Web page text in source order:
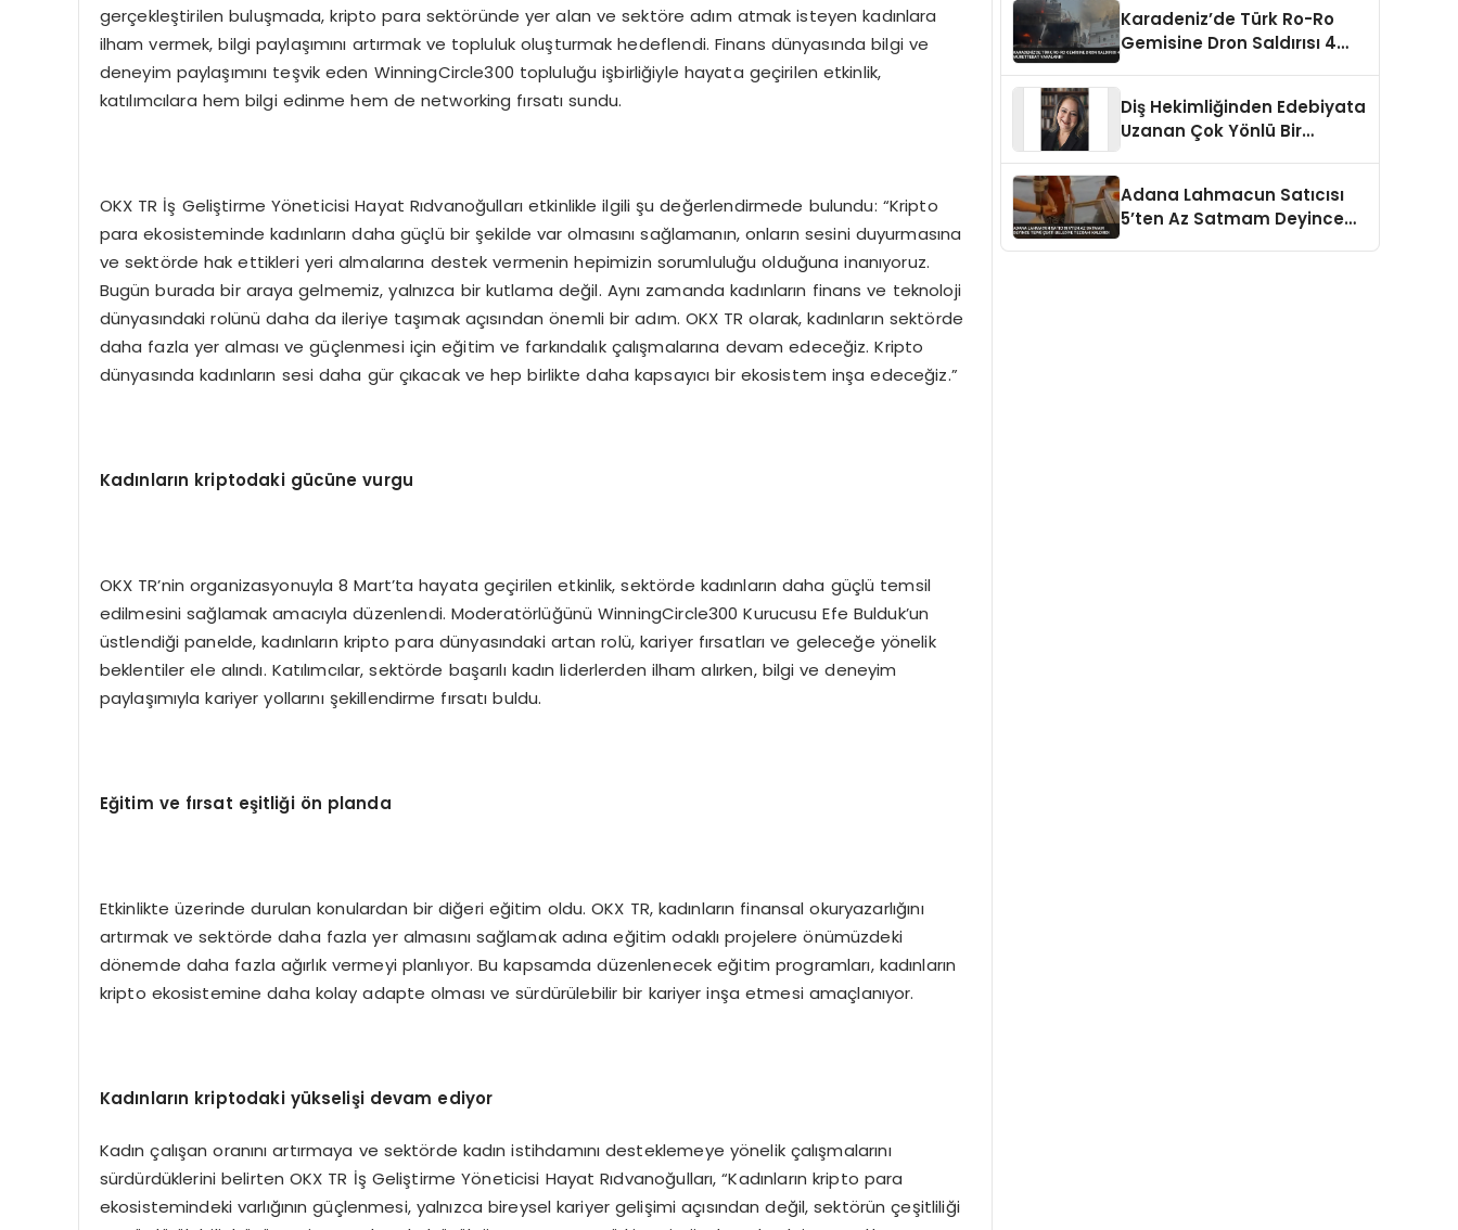
gerçekleştirilen buluşmada, kripto para sektöründe yer alan ve sektöre adım atmak isteyen kadınlara
ilham vermek, bilgi paylaşımını artırmak ve topluluk oluşturmak hedeflendi. Finans dünyasında bilgi ve
deneyim paylaşımını teşvik eden WinningCircle300 topluluğu işbirliğiyle hayata geçirilen etkinlik,
katılımcılara hem bilgi edinme hem de networking fırsatı sundu.
OKX TR İş Geliştirme Yöneticisi Hayat Rıdvanoğulları etkinlikle ilgili şu değerlendirmede bulundu: “Kripto
para ekosisteminde kadınların daha güçlü bir şekilde var olmasını sağlamanın, onların sesini duyurmasına
ve sektörde hak ettikleri yeri almalarına destek vermenin hepimizin sorumluluğu olduğuna inanıyoruz.
Bugün burada bir araya gelmemiz, yalnızca bir kutlama değil. Aynı zamanda kadınların finans ve teknoloji
dünyasındaki rolünü daha da ileriye taşımak açısından önemli bir adım. OKX TR olarak, kadınların sektörde
daha fazla yer alması ve güçlenmesi için eğitim ve farkındalık çalışmalarına devam edeceğiz. Kripto
dünyasında kadınların sesi daha gür çıkacak ve hep birlikte daha kapsayıcı bir ekosistem inşa edeceğiz.”
Kadınların kriptodaki gücüne vurgu
OKX TR’nin organizasyonuyla 8 Mart’ta hayata geçirilen etkinlik, sektörde kadınların daha güçlü temsil
edilmesini sağlamak amacıyla düzenlendi. Moderatörlüğünü WinningCircle300 Kurucusu Efe Bulduk’un
üstlendiği panelde, kadınların kripto para dünyasındaki artan rolü, kariyer fırsatları ve geleceğe yönelik
beklentiler ele alındı. Katılımcılar, sektörde başarılı kadın liderlerden ilham alırken, bilgi ve deneyim
paylaşımıyla kariyer yollarını şekillendirme fırsatı buldu.
Eğitim ve fırsat eşitliği ön planda
Etkinlikte üzerinde durulan konulardan bir diğeri eğitim oldu. OKX TR, kadınların finansal okuryazarlığını
artırmak ve sektörde daha fazla yer almasını sağlamak adına eğitim odaklı projelere önümüzdeki
dönemde daha fazla ağırlık vermeyi planlıyor. Bu kapsamda düzenlenecek eğitim programları, kadınların
kripto ekosistemine daha kolay adapte olması ve sürdürülebilir bir kariyer inşa etmesi amaçlanıyor.
Kadınların kriptodaki yükselişi devam ediyor
Kadın çalışan oranını artırmaya ve sektörde kadın istihdamını desteklemeye yönelik çalışmalarını
sürdürdüklerini belirten OKX TR İş Geliştirme Yöneticisi Hayat Rıdvanoğulları, “Kadınların kripto para
ekosistemindeki varlığının güçlenmesi, yalnızca bireysel kariyer gelişimi açısından değil, sektörün çeşitliliği
Karadeniz’de Türk Ro-Ro
Gemisine Dron Saldırısı 4
Diş Hekimliğinden Edebiyata
Uzanan Çok Yönlü Bir
Adana Lahmacun Satıcısı
5’ten Az Satmam Deyince